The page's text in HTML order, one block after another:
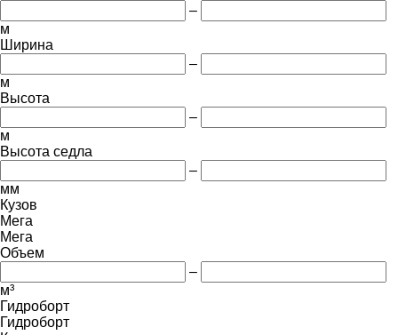
–
м
Ширина
–
м
Высота
–
м
Высота седла
–
мм
Кузов
Мега
Мега
Объем
–
м³
Гидроборт
Гидроборт